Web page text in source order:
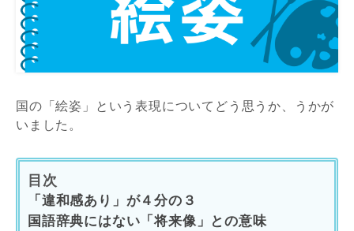
国の「絵姿」という表現についてどう思うか、うかが
いました。
目次
「違和感あり」が４分の３
国語辞典にはない「将来像」との意味